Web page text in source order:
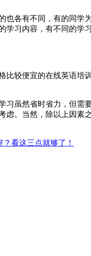
各有不同，有的同学
习内容，有不同的学
较便宜的在线英语培
虽然省时省力，但需
。当然，除以上因素
看这三点就够了！